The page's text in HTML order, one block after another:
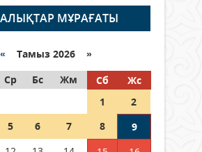
ж. 276
Казахстана,
ж. 157
Қазақстан
қалай дауыс бере
МҰРАҒАТЫ
« Тамыз 2026 »
Ср Бс Жм Сб
Жс
1
2
5 6 7 8
9